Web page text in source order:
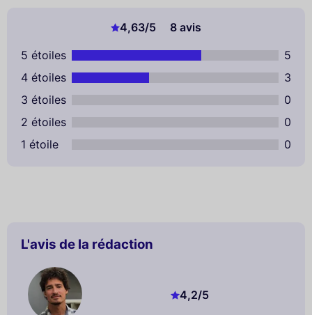
4,63/5
8 avis
5 étoiles
5
4 étoiles
3
3 étoiles
0
2 étoiles
0
1 étoile
0
L'avis de la rédaction
4,2/5